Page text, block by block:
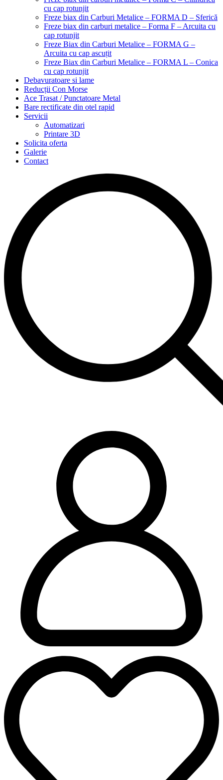
cu cap rotunjit
Freze biax din Carburi Metalice – FORMA D – Sferică
Freze biax din carburi metalice – Forma F – Arcuita cu
cap rotunjit
Freze Biax din Carburi Metalice – FORMA G –
Arcuita cu cap ascuțit
Freze Biax din Carburi Metalice – FORMA L – Conica
cu cap rotunjit
Debavuratoare si lame
Reducții Con Morse
Ace Trasat / Punctatoare Metal
Bare rectificate din otel rapid
Servicii
Automatizari
Printare 3D
Solicita oferta
Galerie
Contact